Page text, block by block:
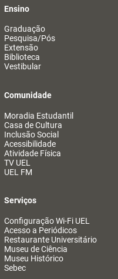
Ensino
Graduação
Pesquisa/Pós
Extensão
Biblioteca
Vestibular
Comunidade
Moradia Estudantil
Casa de Cultura
Inclusão Social
Acessibilidade
Atividade Física
TV UEL
UEL FM
Serviços
Configuração Wi-Fi UEL
Acesso a Periódicos
Restaurante Universitário
Museu de Ciência
Museu Histórico
Sebec